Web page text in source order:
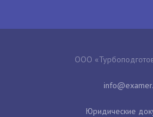
ООО
Юридические